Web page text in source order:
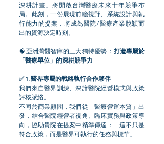
深耕計畫」將開啟台灣醫療未來十年競爭布
局。此刻，一份展現前瞻視野、系統設計與執
行能力的提案，將成為醫院/醫療產業脫穎而
出的資源決定時刻。
🧠 亞洲灣醫智庫的三大獨特優勢 ： 打造專屬於
「醫療單位」的深耕競爭力
✅ 1. 醫界專屬的戰略執行合作夥伴
我們來自醫界訓練、深諳醫院經營模式與政策
評核脈絡。
不同於商業顧問，我們從「醫療營運本質」出
發，結合醫院經營者視角、臨床實務與政策導
向，協助貴院在提案中精準傳達：「這不只是
符合政策，而是醫界可執行的任務與標竿」